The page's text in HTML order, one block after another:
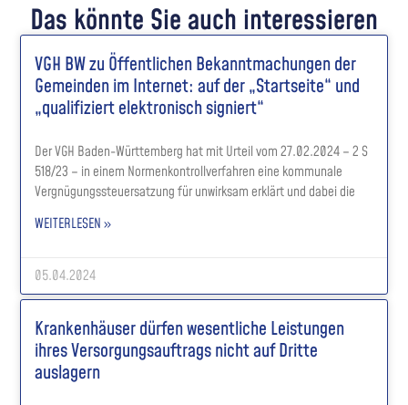
Das könnte Sie auch interessieren
VGH BW zu Öffentlichen Bekanntmachungen der
Gemeinden im Internet: auf der „Startseite“ und
„qualifiziert elektronisch signiert“
Der VGH Baden-Württemberg hat mit Urteil vom 27.02.2024 – 2 S
518/23 – in einem Normenkontrollverfahren eine kommunale
Vergnügungssteuersatzung für unwirksam erklärt und dabei die
WEITERLESEN »
05.04.2024
Krankenhäuser dürfen wesentliche Leistungen
ihres Versorgungsauftrags nicht auf Dritte
auslagern